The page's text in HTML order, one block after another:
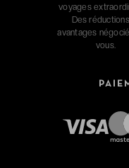
voyages
Des
avantages
vous.